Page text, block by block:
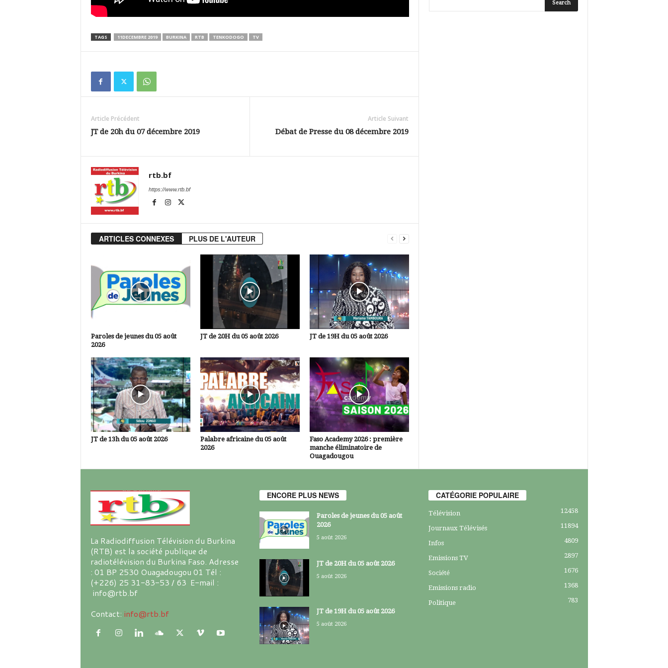
TAGS 11DECEMBRE 2019 BURKINA RTB TENKODOGO TV
Article Précédent
JT de 20h du 07 décembre 2019
Article Suivant
Débat de Presse du 08 décembre 2019
rtb.bf
https://www.rtb.bf
ARTICLES CONNEXES PLUS DE L'AUTEUR
Paroles de jeunes du 05 août
2026
JT de 20H du 05 août 2026 JT de 19H du 05 août 2026
JT de 13h du 05 août 2026
Palabre africaine du 05 août
2026
Faso Academy 2026 : première
manche éliminatoire de
Ouagadougou
La Radiodiffusion Télévision du Burkina
(RTB) est la société publique de
radiotélévision du Burkina Faso. Adresse
: 01 BP 2530 Ouagadougou 01 Tél :
(+226) 25 31-83-53 / 63 E-mail :
info@rtb.bf
Contact: info@rtb.bf
ENCORE PLUS NEWS
Paroles de jeunes du 05 août
2026
5 août 2026
JT de 20H du 05 août 2026
5 août 2026
JT de 19H du 05 août 2026
5 août 2026
CATÉGORIE POPULAIRE
Télévision 12458
Journaux Télévisés 11894
Infos 4809
Emissions TV 2897
Société 1676
Emissions radio 1368
Politique 783